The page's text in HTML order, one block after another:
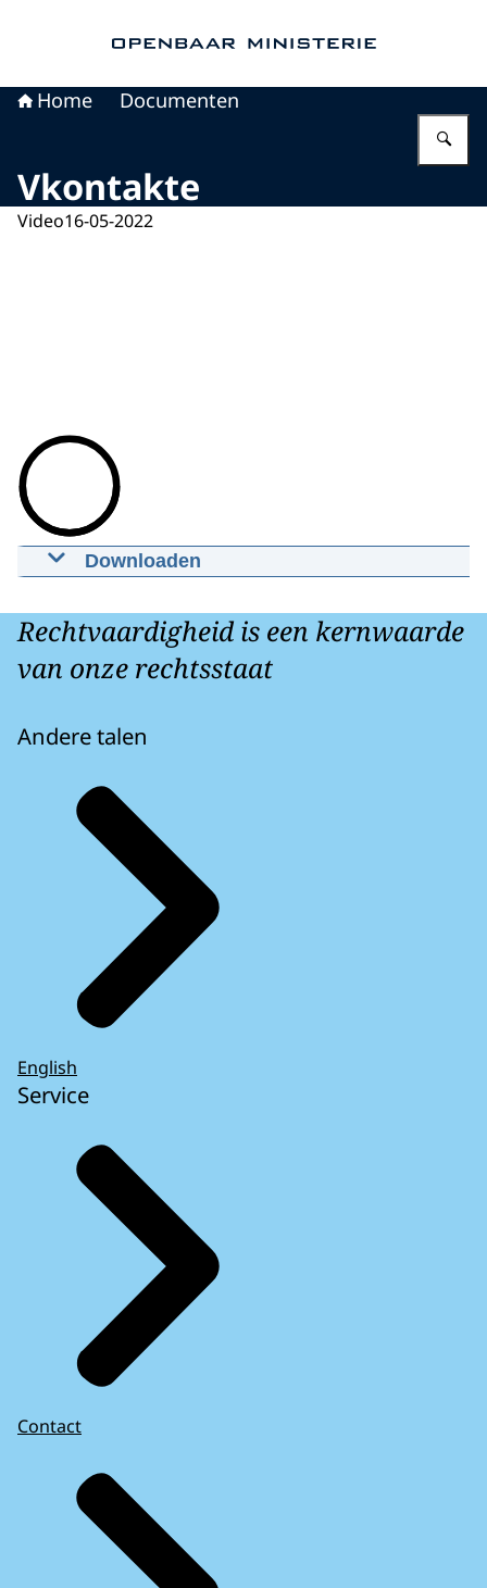
Home Documenten
Vkontakte
Video16-05-2022
Downloaden
16-05-2022 mp4
Download
Rechtvaardigheid is een kernwaarde
van onze rechtsstaat
Andere talen
English
Service
Contact